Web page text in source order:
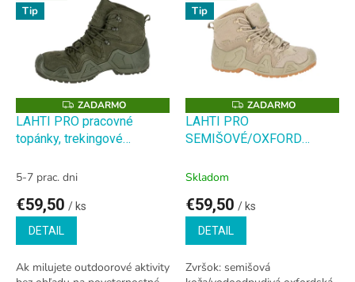
o
Tip
Z
A
D
A
O
ZADARMO
LAHTI PRO pracovné
topánky, trekingové
5-7 prac. dni
€59,50 / ks
DETAIL
Ak milujete outdoorové aktivity
Tip
Z
A
D
A
ZADARMO
LAHTI PRO
SEMIŠOVÉ/OXFORD
TOPÁNKY
Skladom
€59,50 / ks
DETAIL
Zvršok: semišová